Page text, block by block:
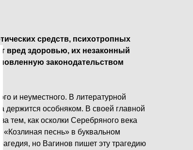
средств, психотропных
вред здоровью, их незаконный
законодательством
и неуместного. В литературной
держится особняком. В своей главной
тем, как осколки Серебряного века
песнь» в буквальном
но Вагинов пишет эту трагедию